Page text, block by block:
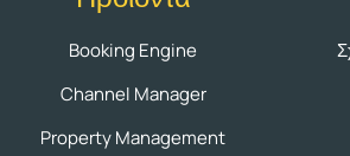
Booking Engine
Channel Manager
Property Management